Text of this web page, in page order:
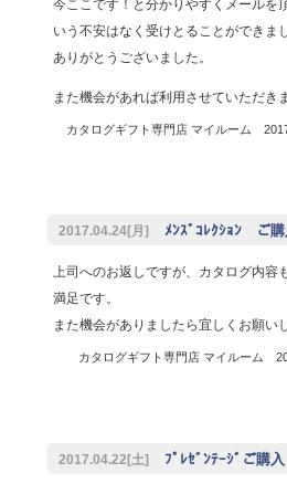
今ここです！と分かりやすくメールを
いう不安はなく受けとることができまし
ありがとうございました。
また機会があれば利用させていただきま
カタログギフト専門店 マイルーム
2017.04.24[月] ﾒﾝｽﾞｺﾚｸｼｮﾝ ご
上司へのお返しですが、カタログ内容
満足です。
また機会がありましたら宜しくお願い
カタログギフト専門店 マイルーム
2017.04.22[土] ﾌﾟﾚｾﾞﾝﾃｰｼﾞご